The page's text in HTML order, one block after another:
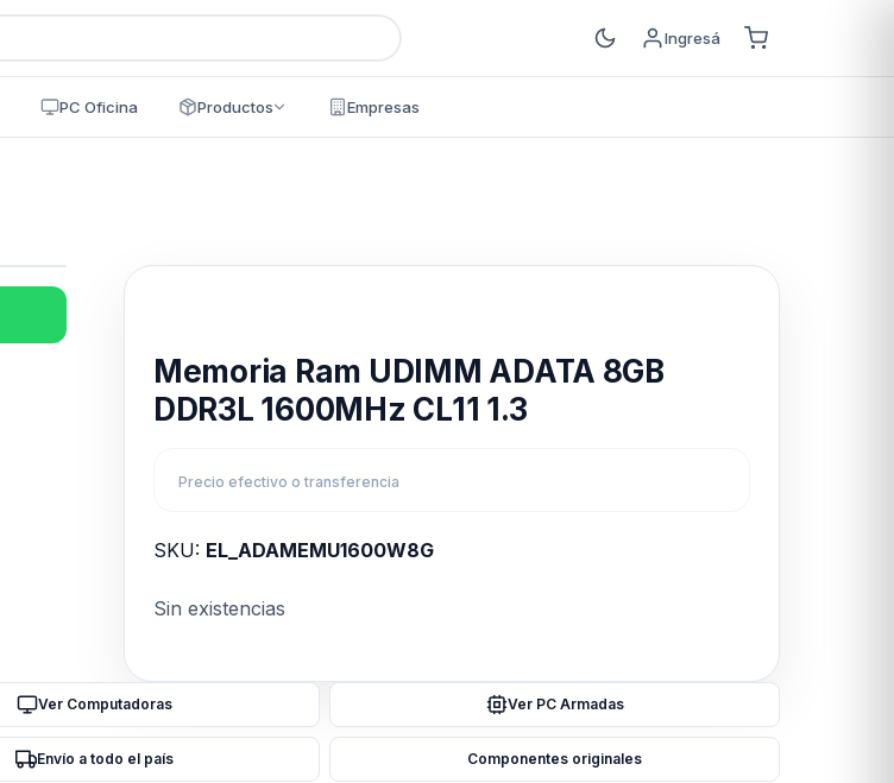
Ingresá
PC Oficina Productos Empresas
Memoria Ram UDIMM ADATA 8GB
DDR3L 1600MHz CL11 1.3
Precio efectivo o transferencia
SKU: EL_ADAMEMU1600W8G
Sin existencias
Ver Computadoras Ver PC Armadas
Envío a todo el país Componentes originales